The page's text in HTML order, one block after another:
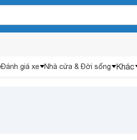
Đánh giá xe Nhà cửa & Đời sống Khác